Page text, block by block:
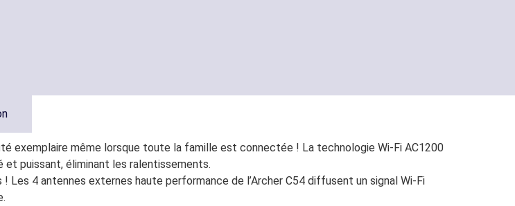
exemplaire même lorsque toute la famille est connectée ! La technologie Wi-Fi AC1200
et puissant, éliminant les ralentissements.
4 antennes externes haute performance de l’Archer C54 diffusent un signal Wi-Fi